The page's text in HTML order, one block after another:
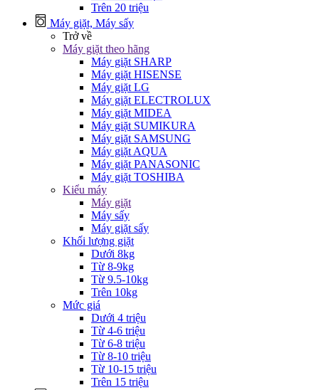
Trên 20 triệu
Máy giặt, Máy sấy
Trở về
Máy giặt theo hãng
Máy giặt SHARP
Máy giặt HISENSE
Máy giặt LG
Máy giặt ELECTROLUX
Máy giặt MIDEA
Máy giặt SUMIKURA
Máy giặt SAMSUNG
Máy giặt AQUA
Máy giặt PANASONIC
Máy giặt TOSHIBA
Kiểu máy
Máy giặt
Máy sấy
Máy giặt sấy
Khối lượng giặt
Dưới 8kg
Từ 8-9kg
Từ 9.5-10kg
Trên 10kg
Mức giá
Dưới 4 triệu
Từ 4-6 triệu
Từ 6-8 triệu
Từ 8-10 triệu
Từ 10-15 triệu
Trên 15 triệu